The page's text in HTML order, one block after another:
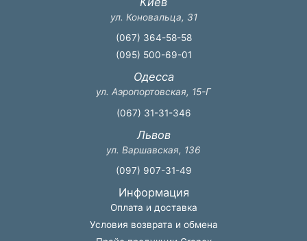
на
странице
товара.
ул. Коновальца, 31
(067) 364-58-58
(095) 500-69-01
Одесса
ул. Аэропортовская, 15-Г
(067) 31-31-346
Львов
ул. Варшавская, 136
(097) 907-31-49
Информация
Оплата и доставка
Условия возврата и обмена